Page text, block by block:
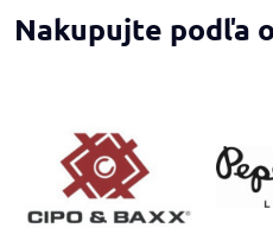
Nakupujte podľa